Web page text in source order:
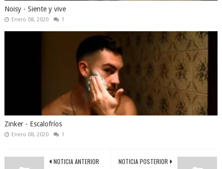
Noisy - Siente y vive
Enero 08, 2020 1
Zinker - Escalofríos
Enero 08, 2020 1
NOTICIA POSTERIOR
NOTICIA ANTERIOR